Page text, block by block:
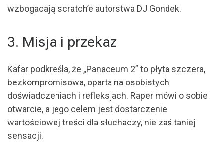
wzbogacają scratch’e autorstwa DJ Gondek.
3. Misja i przekaz
Kafar podkreśla, że „Panaceum 2” to płyta szczera,
bezkompromisowa, oparta na osobistych
doświadczeniach i refleksjach. Raper mówi o sobie
otwarcie, a jego celem jest dostarczenie
wartościowej treści dla słuchaczy, nie zaś taniej
sensacji.